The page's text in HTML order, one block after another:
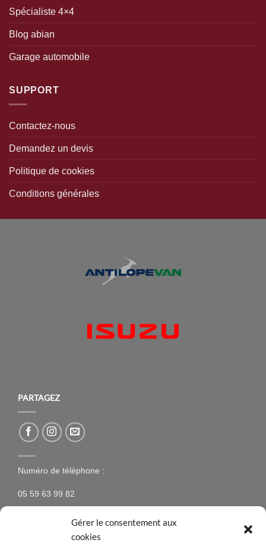
Gérer le consentement aux
cookies
Spécialiste 4×4
Blog abian
Garage automobile
SUPPORT
Contactez-nous
Demandez un devis
Politique de cookies
Conditions générales
PARTAGEZ
Numéro de téléphone :
05 59 63 99 82